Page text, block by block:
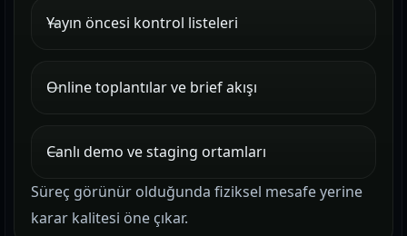
Yayın öncesi kontrol listeleri
Online toplantılar ve brief akışı
Canlı demo ve staging ortamları
Süreç görünür olduğunda fiziksel mesafe yerine
karar kalitesi öne çıkar.